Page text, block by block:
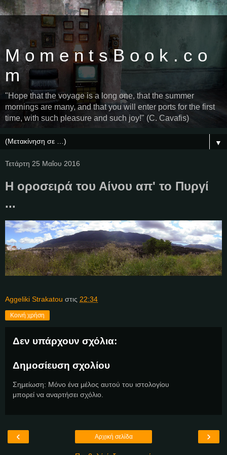
M o m e n t s B o o k . c o
m
"Hope that the voyage is a long one, that the summer
mornings are many, and that you will enter ports for the first
time, with such pleasure and such joy!" (C. Cavafis)
▼
Τετάρτη 25 Μαΐου 2016
Η οροσειρά του Αίνου απ' το Πυργί
...
Aggeliki Strakatou στις 22:34
Κοινή χρήση
Δεν υπάρχουν σχόλια:
Δημοσίευση σχολίου
Σημείωση: Μόνο ένα μέλος αυτού του ιστολογίου
μπορεί να αναρτήσει σχόλιο.
‹ ›
Αρχική σελίδα